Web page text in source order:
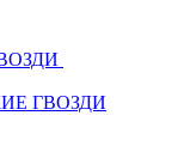
ГВОЗДИ